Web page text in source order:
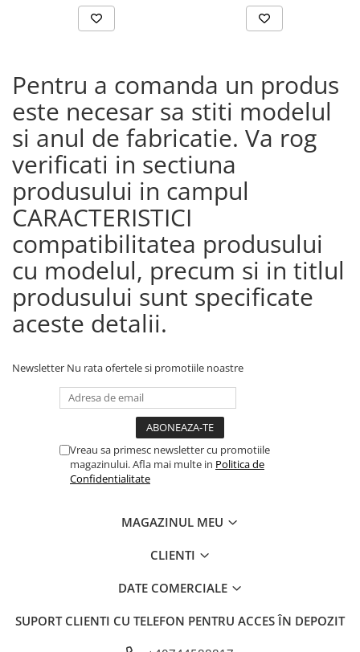
Pentru a comanda un produs
este necesar sa stiti modelul
si anul de fabricatie. Va rog
verificati in sectiuna
produsului in campul
CARACTERISTICI
compatibilitatea produsului
cu modelul, precum si in titlul
produsului sunt specificate
aceste detalii.
Newsletter Nu rata ofertele si promotiile noastre
Vreau sa primesc newsletter cu promotiile
magazinului. Afla mai multe in Politica de
Confidentialitate
MAGAZINUL MEU
CLIENTI
DATE COMERCIALE
SUPORT CLIENTI CU TELEFON PENTRU ACCES ÎN DEPOZIT